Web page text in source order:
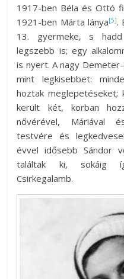
1917-ben Béla és Ottó
1921-ben Márta lánya[5].
13. gyermeke, s
legszebb is; egy
is nyert. A nagy
mint legkisebbet:
hoztak meglepetéseket;
került két, korban
nővérével, Máriával
testvére és
évvel idősebb Sándor
találtak ki, sokáig
Csirkegalamb.